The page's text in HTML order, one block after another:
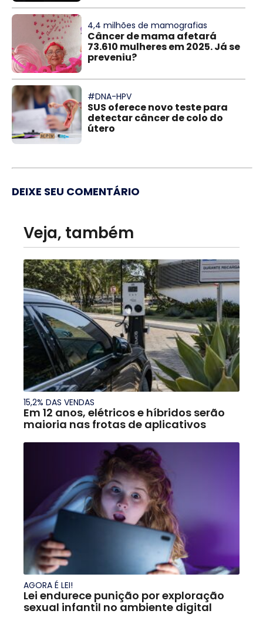
4,4 milhões de mamografias
Câncer de mama afetará
73.610 mulheres em 2025. Já se
preveniu?
#DNA-HPV
SUS oferece novo teste para
detectar câncer de colo do
útero
DEIXE SEU COMENTÁRIO
Veja, também
15,2% DAS VENDAS
Em 12 anos, elétricos e híbridos serão
maioria nas frotas de aplicativos
AGORA É LEI!
Lei endurece punição por exploração
sexual infantil no ambiente digital